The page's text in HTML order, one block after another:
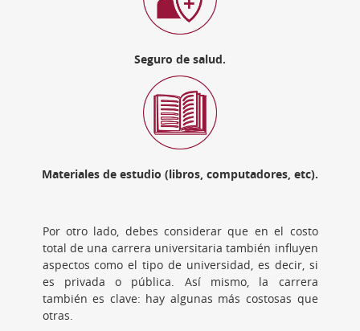
Seguro de salud.
Materiales de estudio (libros, computadores, etc).
Por otro lado, debes considerar que en el costo
total de una carrera universitaria también influyen
aspectos como el tipo de universidad, es decir, si
es privada o pública. Así mismo, la carrera
también es clave: hay algunas más costosas que
otras.